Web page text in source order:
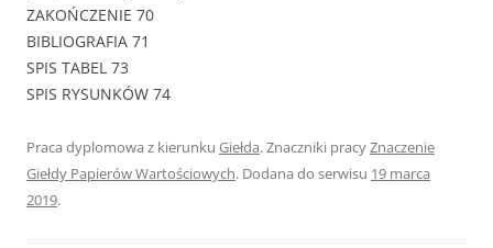
ZAKOŃCZENIE 70
BIBLIOGRAFIA 71
SPIS TABEL 73
SPIS RYSUNKÓW 74
Praca dyplomowa z kierunku Giełda. Znaczniki pracyZnaczenie
Giełdy Papierów Wartościowych. Dodana do serwisu 19 marca
2019.